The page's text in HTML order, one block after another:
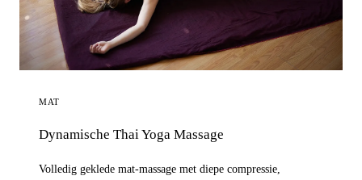
MAT
Dynamische Thai Yoga Massage
Volledig geklede mat-massage met diepe compressie,